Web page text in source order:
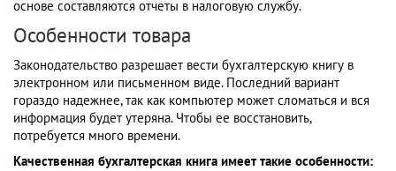
основе составляются отчеты в налоговую службу.
Особенности товара
Законодательство разрешает вести бухгалтерскую книгу в
электронном или письменном виде. Последний вариант
гораздо надежнее, так как компьютер может сломаться и вся
информация будет утеряна. Чтобы ее восстановить,
потребуется много времени.
Качественная бухгалтерская книга имеет такие особенности: